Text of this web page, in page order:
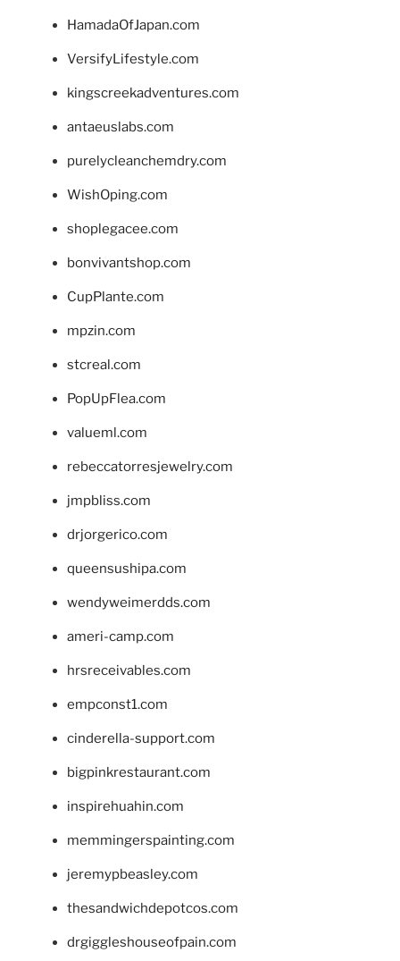
HamadaOfJapan.com
VersifyLifestyle.com
kingscreekadventures.com
antaeuslabs.com
purelycleanchemdry.com
WishOping.com
shoplegacee.com
bonvivantshop.com
CupPlante.com
mpzin.com
stcreal.com
PopUpFlea.com
valueml.com
rebeccatorresjewelry.com
jmpbliss.com
drjorgerico.com
queensushipa.com
wendyweimerdds.com
ameri-camp.com
hrsreceivables.com
empconst1.com
cinderella-support.com
bigpinkrestaurant.com
inspirehuahin.com
memmingerspainting.com
jeremypbeasley.com
thesandwichdepotcos.com
drgiggleshouseofpain.com